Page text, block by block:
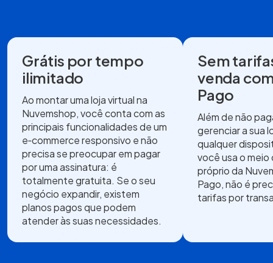
Grátis por tempo
ilimitado
Ao montar uma loja virtual na
Nuvemshop, você conta com as
principais funcionalidades de um
e‑commerce responsivo e não
precisa se preocupar em pagar
por uma assinatura: é
totalmente gratuita. Se o seu
negócio expandir, existem
planos pagos que podem
atender às suas necessidades.
Sem
venda
Pago
Além de não
gerenciar a sua
qualquer
você usa o
próprio da
Pago, não é
tarifas por